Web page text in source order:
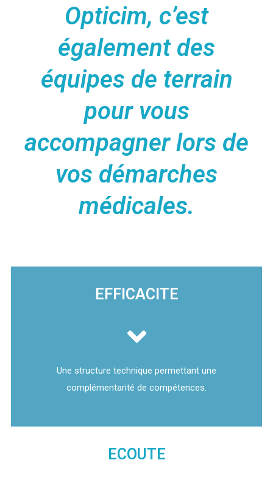
Opticim, c’est
également des
équipes de terrain
pour vous
accompagner lors de
vos démarches
médicales.
EFFICACITE
Une structure technique permettant une
complémentarité de compétences.
ECOUTE